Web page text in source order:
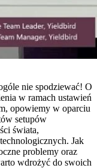
nie spodziewać! O
w ramach ustawień
opowiemy w oparciu
setupów
świata,
Jak
problemy oraz
wdrożyć do swoich